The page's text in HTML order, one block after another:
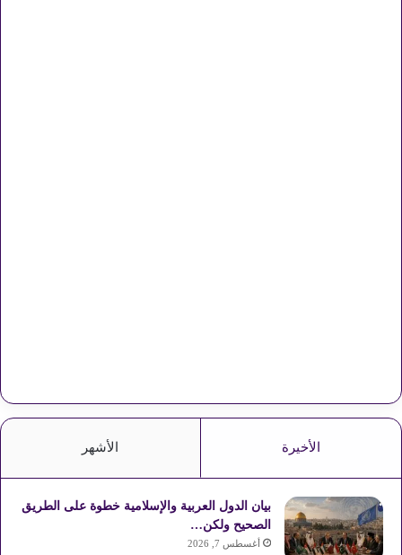
الأخيرة الأشهر
بيان الدول العربية والإسلامية خطوة على الطريق
الصحيح ولكن…
أغسطس 7, 2026